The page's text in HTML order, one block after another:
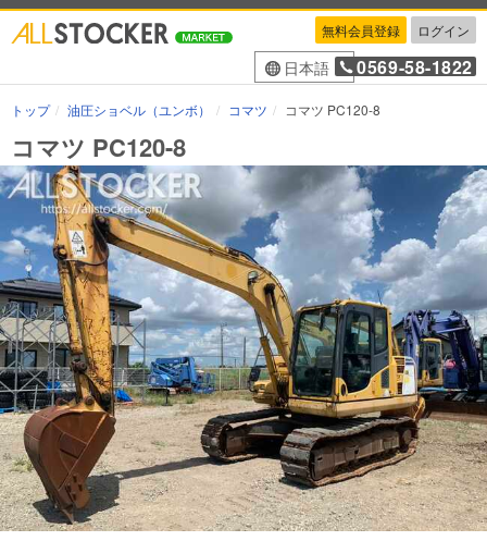
無料会員登録 ログイン
日本語 0569-58-1822
トップ 油圧ショベル（ユンボ） コマツ コマツ PC120-8
コマツ PC120-8